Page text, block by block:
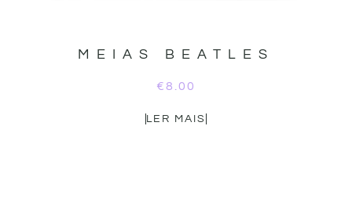
MEIAS BEATLES
€8.00
LER MAIS